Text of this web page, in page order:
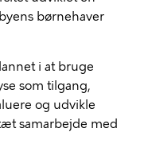
børnehaver
i at bruge
som tilgang,
og udvikle
samarbejde med